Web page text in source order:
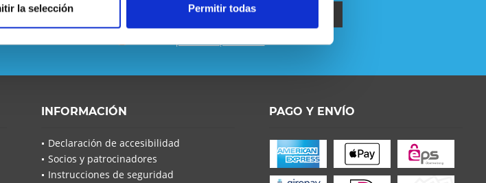
la selección Permitir todas
He leído laPolítica de Privacidadentender y estar de
Los campos con * son obligatorios
Envía
He leído lapolítica de privacidad.
INFORMACIÓN
Declaración de accesibilidad
Socios y patrocinadores
Instrucciones de seguridad
PAGO Y ENVÍO